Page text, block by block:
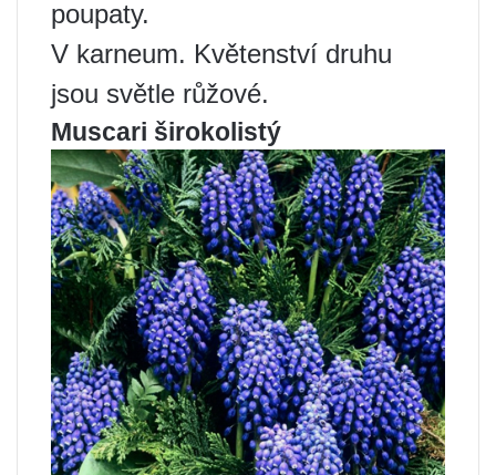
poupaty.
V karneum. Květenství druhu
jsou světle růžové.
Muscari širokolistý